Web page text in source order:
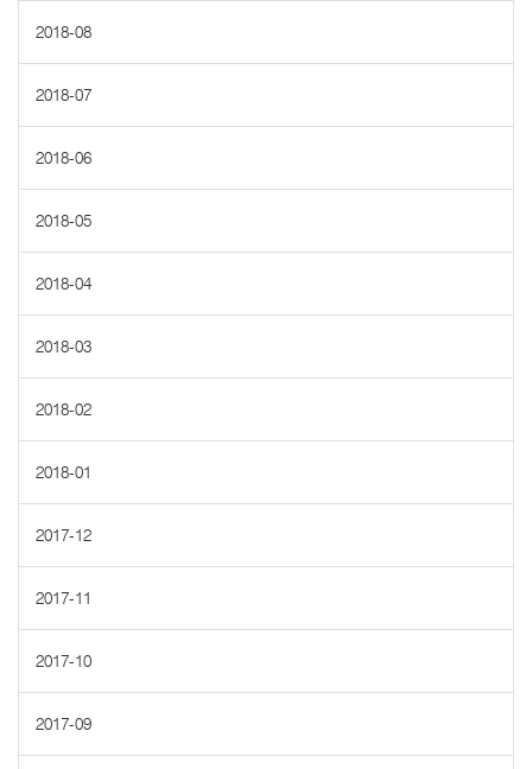
2018-08
2018-07
2018-06
2018-05
2018-04
2018-03
2018-02
2018-01
2017-12
2017-11
2017-10
2017-09